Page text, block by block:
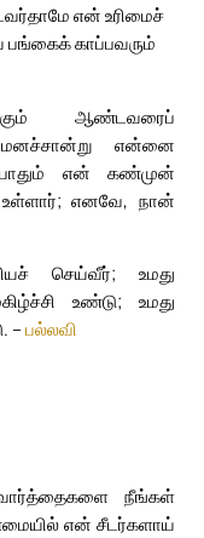
என் உரிமைச்
காப்பவரும்
ஆண்டவரைப்
என்னை
என் கண்முன்
எனவே, நான்
செய்வீர்; உமது
உண்டு; உமது
– பல்லவி
நீங்கள்
என் சீடர்களாய்